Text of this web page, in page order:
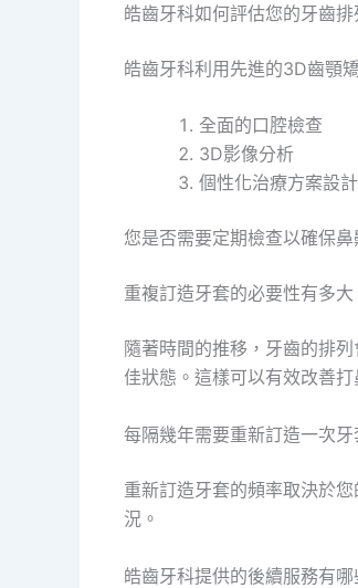
皓齒牙科如何評估您的牙齒排
皓齒牙科利用先進的3D齒顎
全面的口腔檢查
3D影像分析
個性化治療方案設計
您是否需要定期檢查以確保鼻
重複訂造牙套的必要性有多大
隨著時間的推移，牙齒的排
佳狀態。這樣可以有效改善
每隔幾年需要重新訂造一次牙
重新訂造牙套的頻率取決於
況。
皓齒牙科提供的後續服務有哪